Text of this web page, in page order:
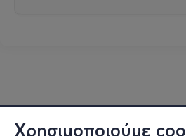
Χρησιμοποιούμε